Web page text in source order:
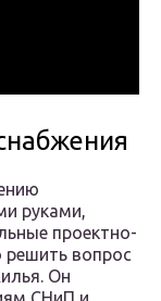
руками,
проектно-
вопрос
Он